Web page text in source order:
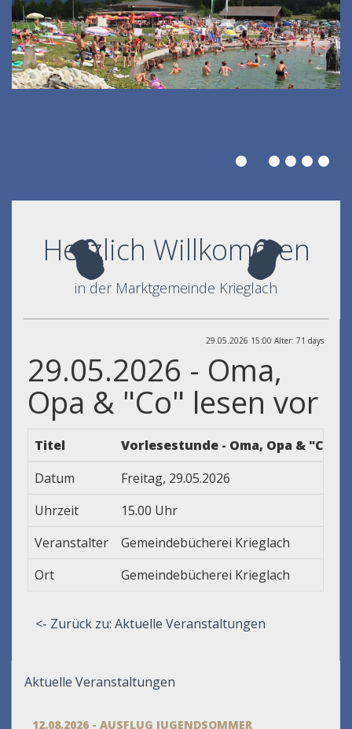
Herzlich Willkommen
in der Marktgemeinde Krieglach
29.05.2026 15:00 Alter: 71 days
29.05.2026 - Oma,
Opa & "Co" lesen vor
Titel
Vorlesestunde - Oma, Opa & "Co"
Datum
Freitag, 29.05.2026
Uhrzeit
15.00 Uhr
Veranstalter
Gemeindebücherei Krieglach
Ort
Gemeindebücherei Krieglach
<- Zurück zu: Aktuelle Veranstaltungen
Aktuelle Veranstaltungen
12.08.2026 - AUSFLUG JUGENDSOMMER